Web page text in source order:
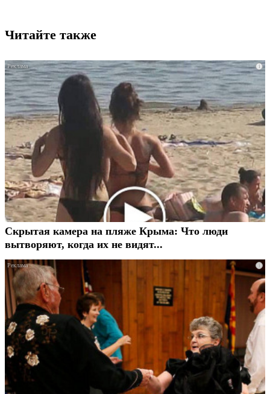
Читайте также
i
Скрытая камера на пляже Крыма: Что люди
вытворяют, когда их не видят...
i